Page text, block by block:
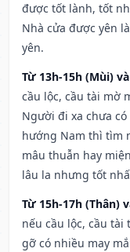
được tốt lành, tốt
Nhà cửa được yên
yên.
Từ 13h-15h (Mùi)
cầu lộc, cầu tài mờ
Người đi xa chưa
hướng Nam thì tìm
mâu thuẫn hay
lâu la nhưng tốt
Từ 15h-17h (Thân)
nếu cầu lộc, cầu
gỡ có nhiều may